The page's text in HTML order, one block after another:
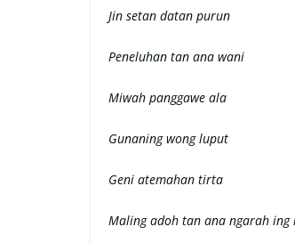
Jin setan datan purun
Peneluhan tan ana wani
Miwah panggawe ala
Gunaning wong luput
Geni atemahan tirta
Maling adoh tan ana ngarah ing